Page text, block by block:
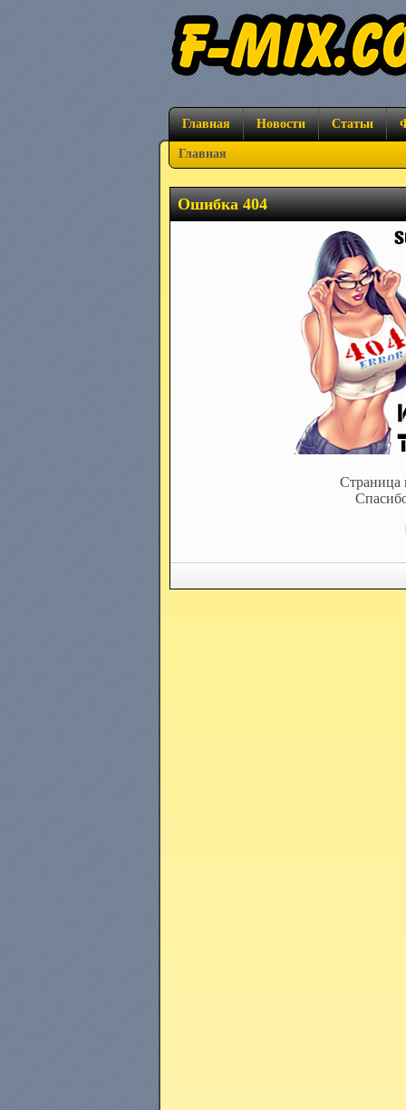
Главная Новости Статьи
Главная
Ошибка 404
Страница